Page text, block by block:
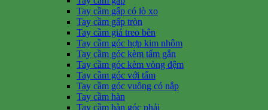
Tay cầm gấp có lò xo
Tay cầm gấp tròn
Tay cầm giá treo bên
Tay cầm góc hợp kim nhôm
Tay cầm góc kèm tấm gắn
Tay cầm góc kèm vòng đệm
Tay cầm góc với tấm
Tay cầm góc vuông có nắp
Tay cầm hàn
Tay cầm hàn góc phải